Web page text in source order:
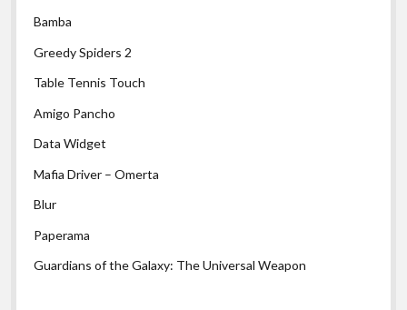
Bamba
Greedy Spiders 2
Table Tennis Touch
Amigo Pancho
Data Widget
Mafia Driver – Omerta
Blur
Paperama
Guardians of the Galaxy: The Universal Weapon